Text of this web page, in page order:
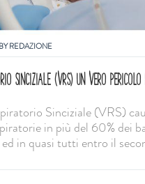
BYREDAZIONE
SINCIZIALE (VRS) UN VERO
Sinciziale (VRS)
in più del 60% dei
in quasi tutti entro il